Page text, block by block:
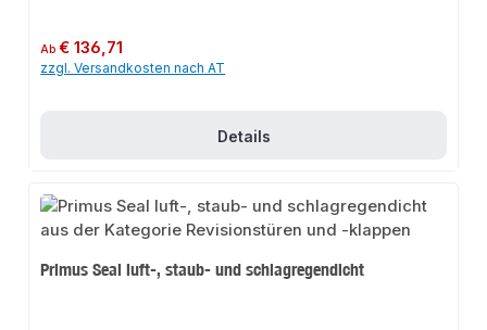
Regulärer Preis:
Ab€ 136,71
zzgl. Versandkosten nach AT
Details
Primus Seal luft-, staub- und schlagregendicht